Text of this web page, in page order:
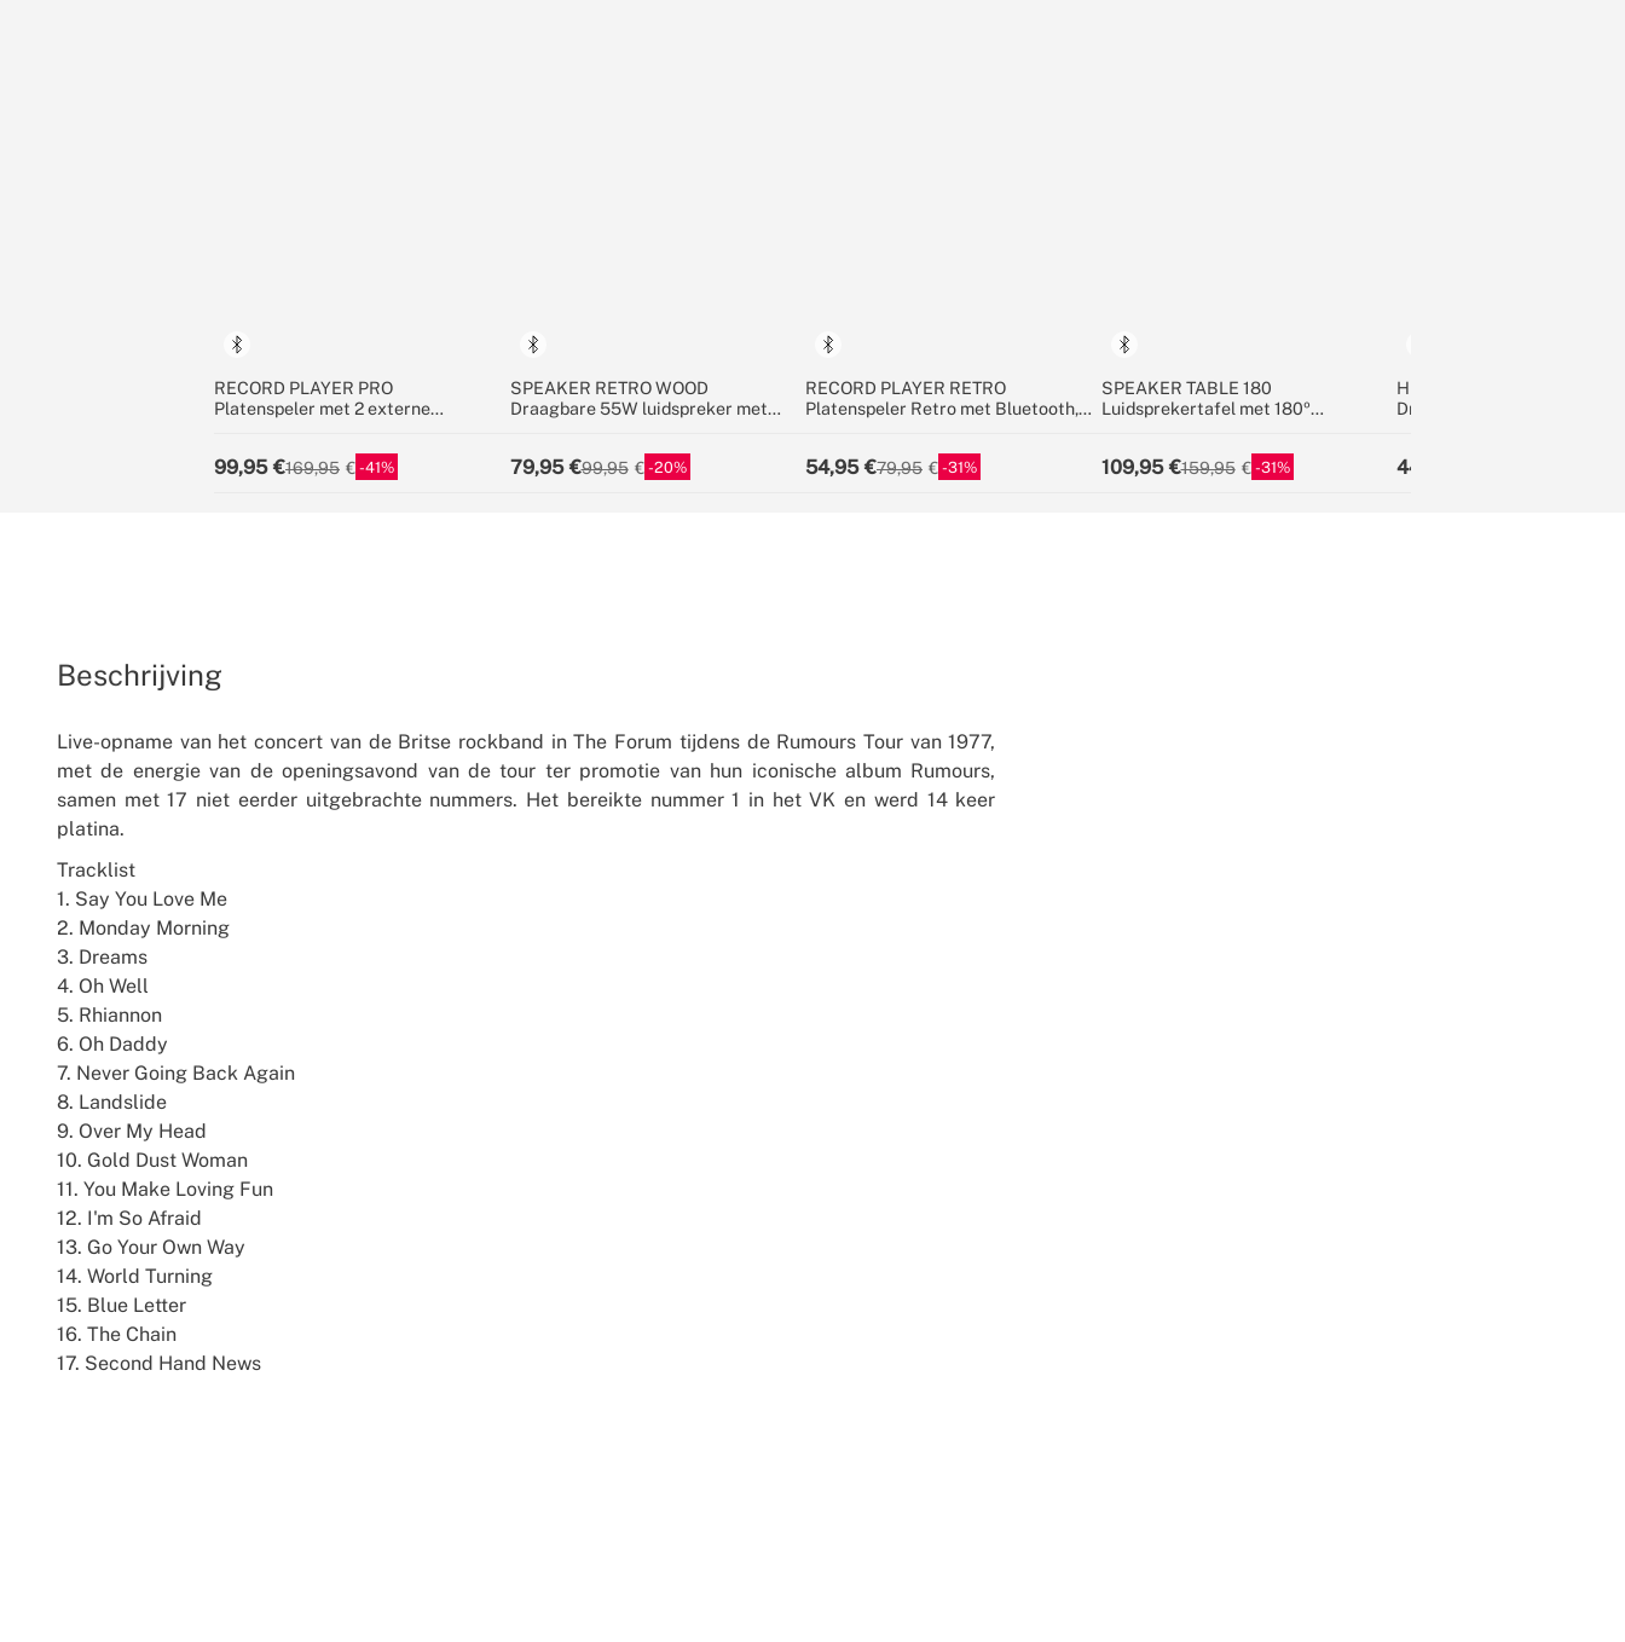
RECORD PLAYER PRO
Platenspeler met 2 externe
99,95 169,95 41
SPEAKER RETRO WOOD
Draagbare 55W luidspreker met
79,95 99,95 20
RECORD PLAYER RETRO
Platenspeler Retro met Bluetooth,
54,95 79,95 31
SPEAKER TABLE 180
Luidsprekertafel met 180º
109,95 159,95 31
HEADPHONES ANC STUDIO
Draadloze over-ear
44,95
Beschrijving
Live-opname van het concert van de Britse rockband in The Forum tijdens de Rumours Tour van 1977,
met de energie van de openingsavond van de tour ter promotie van hun iconische album Rumours,
samen met 17 niet eerder uitgebrachte nummers. Het bereikte nummer 1 in het VK en werd 14 keer
platina.
Tracklist
1. Say You Love Me
2. Monday Morning
3. Dreams
4. Oh Well
5. Rhiannon
6. Oh Daddy
7. Never Going Back Again
8. Landslide
9. Over My Head
10. Gold Dust Woman
11. You Make Loving Fun
12. I'm So Afraid
13. Go Your Own Way
14. World Turning
15. Blue Letter
16. The Chain
17. Second Hand News